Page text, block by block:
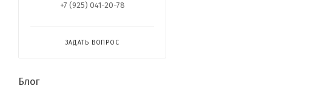
+7 (925) 041-20-78
ЗАДАТЬ ВОПРОС
Блог